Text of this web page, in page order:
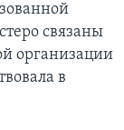
связаны
организации
в